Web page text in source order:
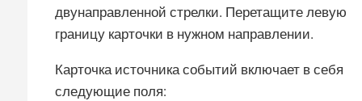
двунаправленной стрелки. Перетащите левую
границу карточки в нужном направлении.
Карточка источника событий включает в себя
следующие поля: